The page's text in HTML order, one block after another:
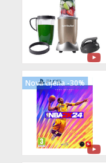
Nova cijena -30%